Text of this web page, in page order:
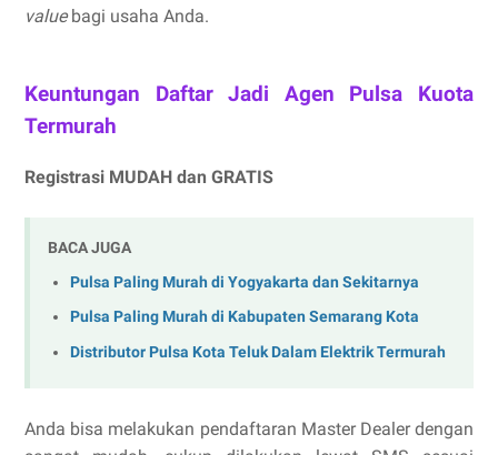
valuebagi usaha Anda.
Keuntungan Daftar Jadi Agen Pulsa Kuota
Termurah
Registrasi MUDAH dan GRATIS
BACA JUGA
Pulsa Paling Murah di Yogyakarta dan Sekitarnya
Pulsa Paling Murah di Kabupaten Semarang Kota
Distributor Pulsa Kota Teluk Dalam Elektrik Termurah
Anda bisa melakukan pendaftaran Master Dealer dengan